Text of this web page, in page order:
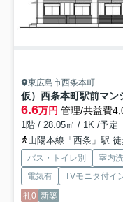
東広島市西条本町
仮）西条本町駅前マン
6.6万円 管理/共益費
1階 / 28.05㎡ / 1K /予定
山陽本線「西条」駅
バス・トイレ別 室内
電気有
TVモニタ付イ
礼0 新築